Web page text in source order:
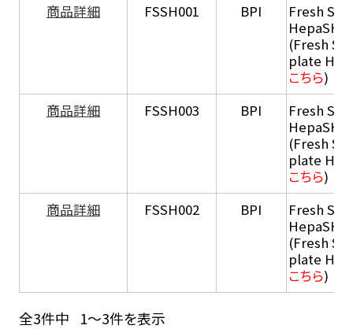
商品詳細 FSSH001 BPI
Fresh
HepaSH®
(Fresh
plate
こちら)
商品詳細
FSSH003 BPI
Fresh
HepaSH®
(Fresh
plate
こちら)
商品詳細
FSSH002 BPI
Fresh
HepaSH®
(Fresh
plate
こちら)
全3件中 1～3件を表示